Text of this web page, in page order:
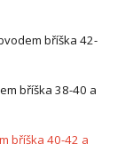
bříška 42-
bříška 38-40 a
bříška 40-42 a